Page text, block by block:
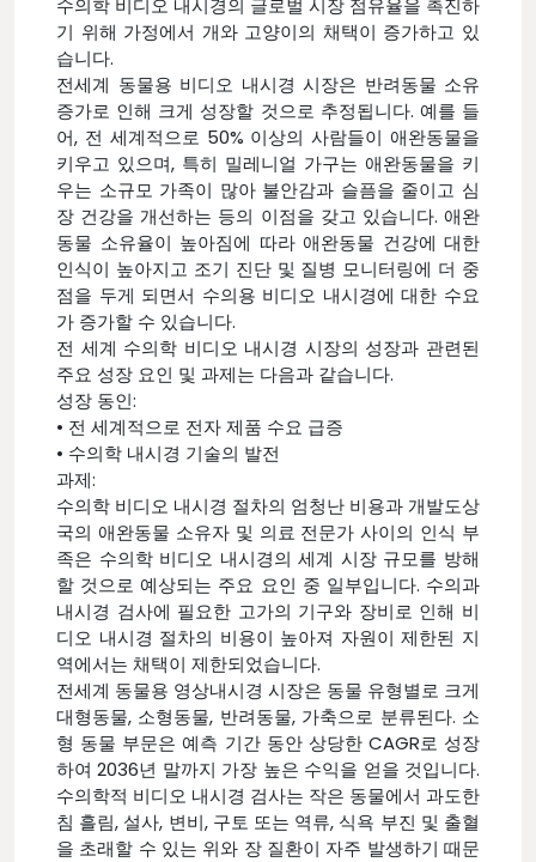
수의학 비디오 내시경의 글로벌 시장 점유율을 촉진하
기 위해 가정에서 개와 고양이의 채택이 증가하고 있
습니다.
전세계 동물용 비디오 내시경 시장은 반려동물 소유
증가로 인해 크게 성장할 것으로 추정됩니다. 예를 들
어, 전 세계적으로 50% 이상의 사람들이 애완동물을
키우고 있으며, 특히 밀레니얼 가구는 애완동물을 키
우는 소규모 가족이 많아 불안감과 슬픔을 줄이고 심
장 건강을 개선하는 등의 이점을 갖고 있습니다. 애완
동물 소유율이 높아짐에 따라 애완동물 건강에 대한
인식이 높아지고 조기 진단 및 질병 모니터링에 더 중
점을 두게 되면서 수의용 비디오 내시경에 대한 수요
가 증가할 수 있습니다.
전 세계 수의학 비디오 내시경 시장의 성장과 관련된
주요 성장 요인 및 과제는 다음과 같습니다.
성장 동인:
• 전 세계적으로 전자 제품 수요 급증
• 수의학 내시경 기술의 발전
과제:
수의학 비디오 내시경 절차의 엄청난 비용과 개발도상
국의 애완동물 소유자 및 의료 전문가 사이의 인식 부
족은 수의학 비디오 내시경의 세계 시장 규모를 방해
할 것으로 예상되는 주요 요인 중 일부입니다. 수의과
내시경 검사에 필요한 고가의 기구와 장비로 인해 비
디오 내시경 절차의 비용이 높아져 자원이 제한된 지
역에서는 채택이 제한되었습니다.
전세계 동물용 영상내시경 시장은 동물 유형별로 크게
대형동물, 소형동물, 반려동물, 가축으로 분류된다. 소
형 동물 부문은 예측 기간 동안 상당한 CAGR로 성장
하여 2036년 말까지 가장 높은 수익을 얻을 것입니다.
수의학적 비디오 내시경 검사는 작은 동물에서 과도한
침 흘림, 설사, 변비, 구토 또는 역류, 식욕 부진 및 출혈
을 초래할 수 있는 위와 장 질환이 자주 발생하기 때문